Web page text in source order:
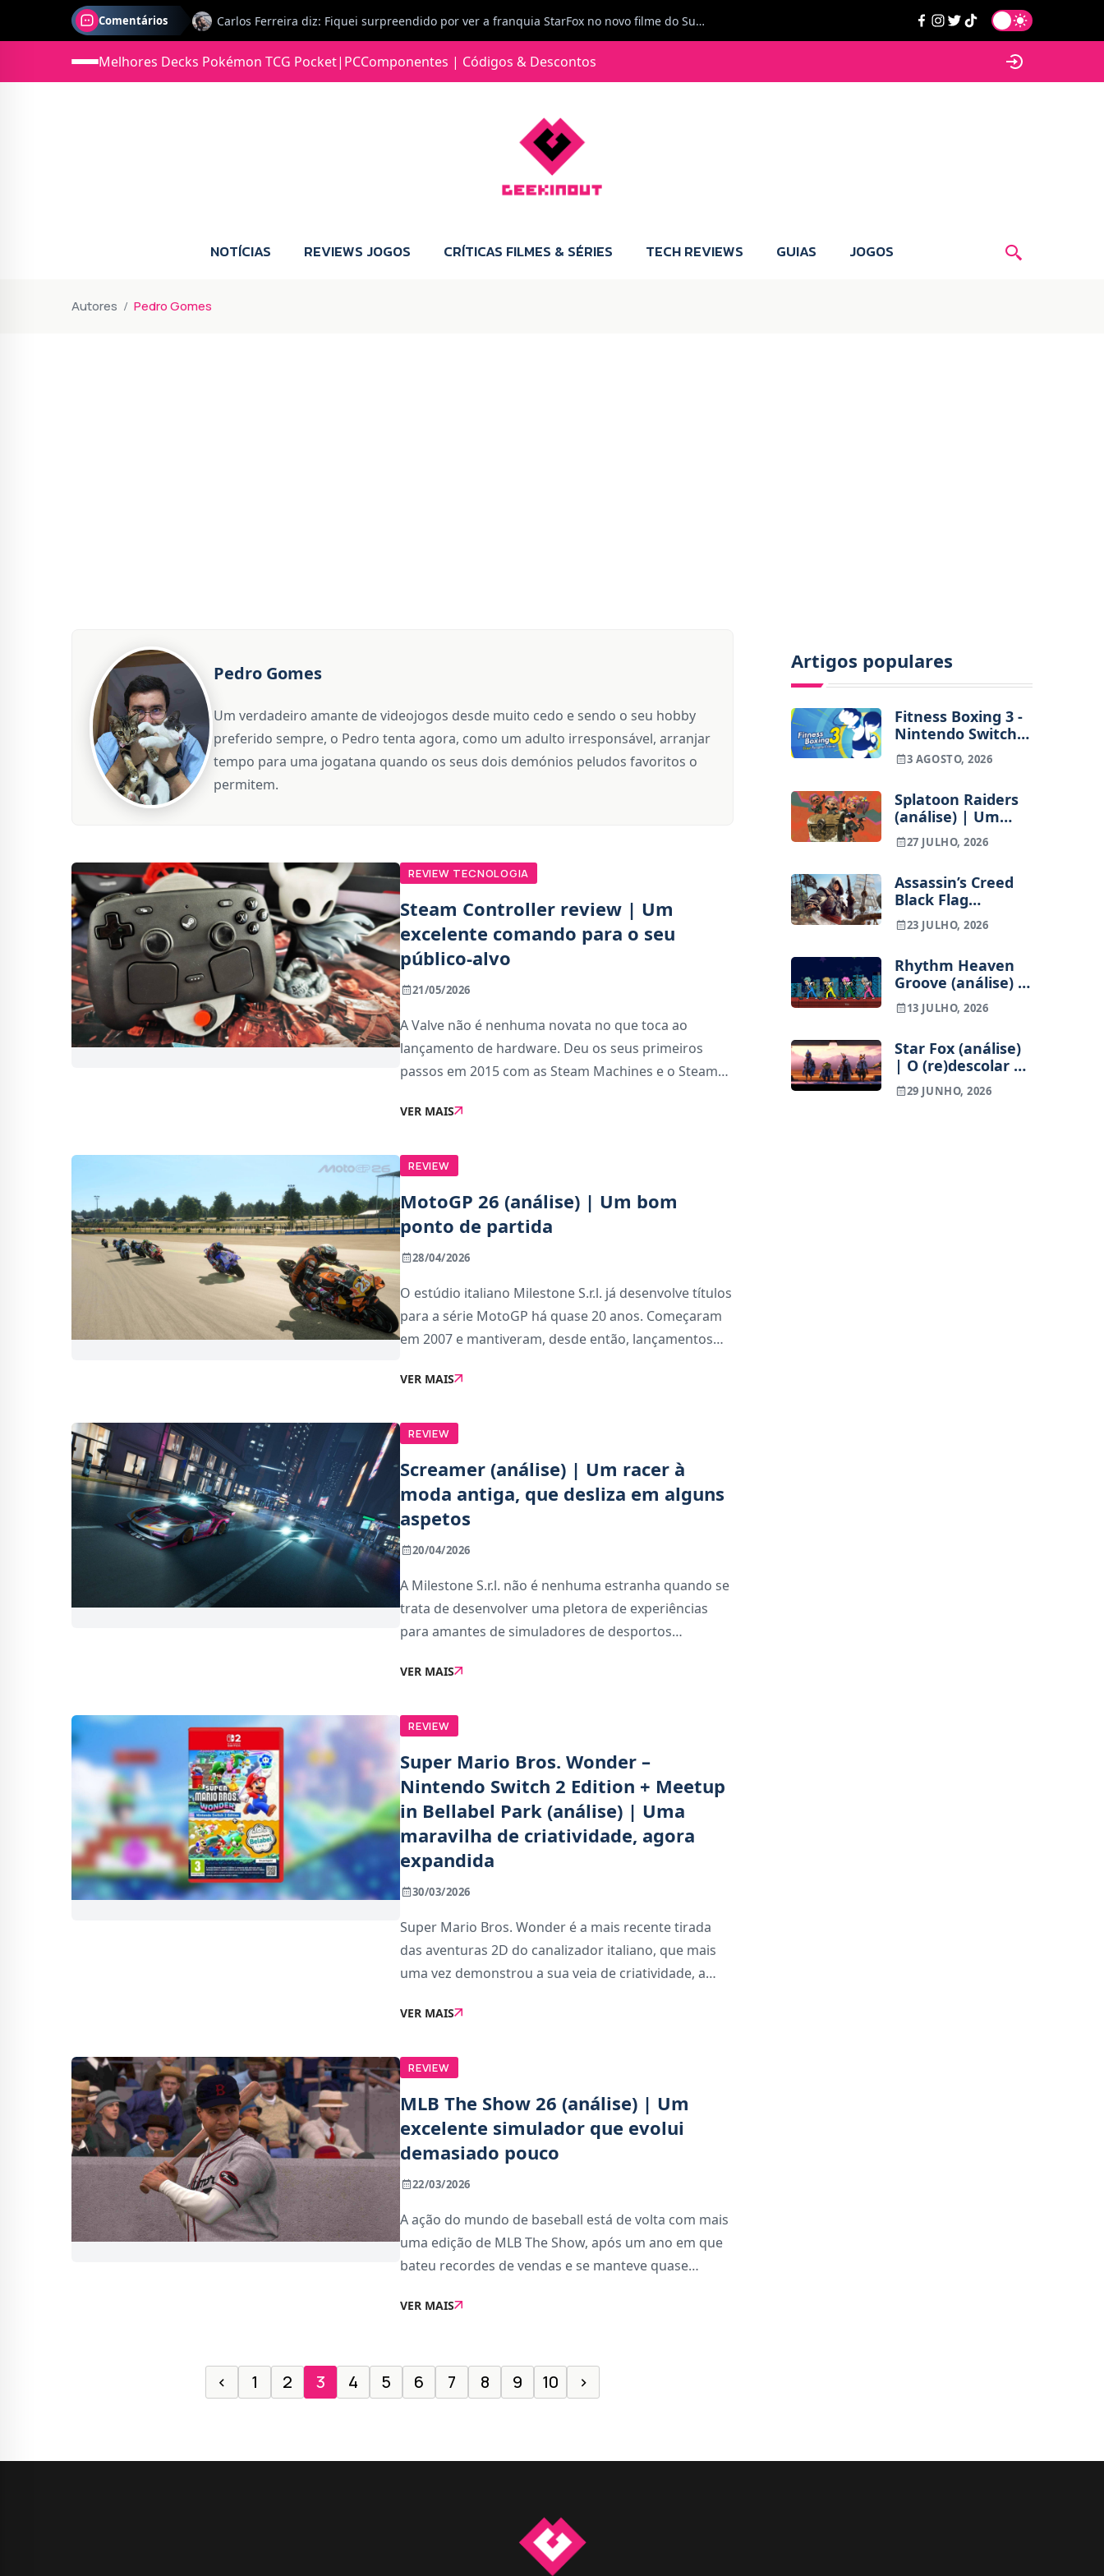
Comentários Carlos Ferreira diz: Fiquei surpreendido por ver a franquia StarFox no novo filme do Super Mario Galaxy - O filme. Boa! O tema de espaço está de novo na moda.
Melhores Decks Pokémon TCG Pocket| PCComponentes | Códigos & Descontos
NOTÍCIAS REVIEWS JOGOS CRÍTICAS FILMES & SÉRIES TECH REVIEWS GUIAS JOGOS
Autores Pedro Gomes
Pedro Gomes
Um verdadeiro amante de videojogos desde muito cedo e sendo o seu hobby
preferido sempre, o Pedro tenta agora, como um adulto irresponsável, arranjar
tempo para uma jogatana quando os seus dois demónios peludos favoritos o
permitem.
REVIEW TECNOLOGIA
Steam Controller review | Um
excelente comando para o seu
público-alvo
21/05/2026
A Valve não é nenhuma novata no que toca ao
lançamento de hardware. Deu os seus primeiros
passos em 2015 com as Steam Machines e o Steam
conquistou fãs leais — seguindo-se o Valve Index em
VER MAIS
REVIEW
MotoGP 26 (análise) | Um bom
ponto de partida
28/04/2026
O estúdio italiano Milestone S.r.l. já desenvolve títulos
para a série MotoGP há quase 20 anos. Começaram
em 2007 e mantiveram, desde então, lançamentos
motociclos mais aclamado a níve
VER MAIS
REVIEW
Screamer (análise) | Um racer à
moda antiga, que desliza em alguns
aspetos
20/04/2026
A Milestone S.r.l. não é nenhuma estranha quando se
trata de desenvolver uma pletora de experiências
para amantes de simuladores de desportos
Monster Energy Supercross, tendo mais
VER MAIS
REVIEW
Super Mario Bros. Wonder –
Nintendo Switch 2 Edition + Meetup
in Bellabel Park (análise) | Uma
maravilha de criatividade, agora
expandida
30/03/2026
Super Mario Bros. Wonder é a mais recente tirada
das aventuras 2D do canalizador italiano, que mais
uma vez demonstrou a sua veia de criatividade, a
consigo níveis cheios de imaginação incarnada qu
VER MAIS
REVIEW
MLB The Show 26 (análise) | Um
excelente simulador que evolui
demasiado pouco
22/03/2026
A ação do mundo de baseball está de volta com mais
uma edição de MLB The Show, após um ano em que
bateu recordes de vendas e se manteve quase
2025 no sétimo lugar da PlayStation 5. Este desporto
VER MAIS
‹ 1 2 3 4 5 6 7 8 9 10 ›
Artigos populares
Fitness Boxing 3 -
Nintendo Switch 2
Edition (análise) |
Treinos refinados,
ritmo
3 AGOSTO, 2026
Splatoon Raiders
(análise) | Um
spin-off cheio de
pinta
27 JULHO, 2026
Assassin’s Creed
Black Flag
Resynced (análise)
| A melhor e a
mesmo jogo
23 JULHO, 2026
Rhythm Heaven
Groove (análise) |
Qualidade ao
ritmo da batida
13 JULHO, 2026
Star Fox (análise)
| O (re)descolar de
uma franquia
adormecida
29 JUNHO, 2026